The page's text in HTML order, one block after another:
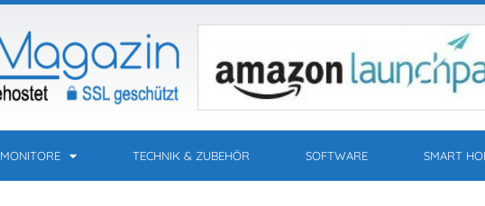
MONITORE TECHNIK & ZUBEHÖR SOFTWARE SMART